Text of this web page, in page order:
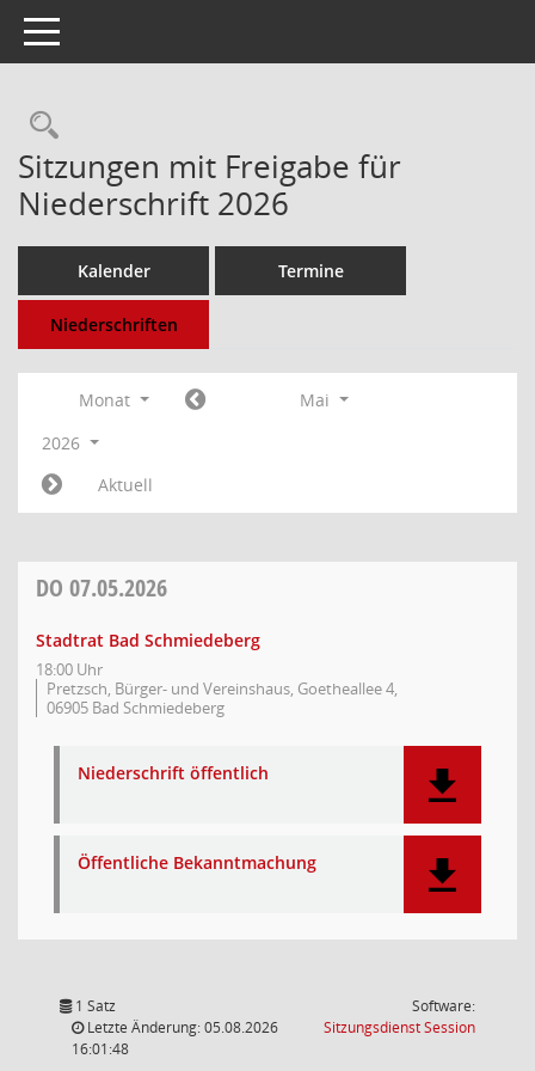
Toggle navigation
Rechercheauswahl
Sitzungen mit Freigabe für
Niederschrift 2026
Kalender Termine
Niederschriften
Monat
Mai
2026
Aktuell
DO 07.05.2026
Stadtrat Bad Schmiedeberg
18:00 Uhr
Pretzsch, Bürger- und Vereinshaus, Goetheallee 4,
06905 Bad Schmiedeberg
Niederschrift öffentlich
Öffentliche Bekanntmachung
1 Satz
Letzte Änderung: 05.08.2026
16:01:48
Software:
SitzungsdienstSession(Wird in